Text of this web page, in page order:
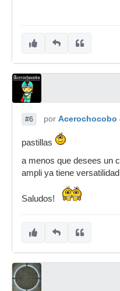
#6 por Acerochocobo
pastillas
a menos que desees un
ampli ya tiene
Saludos!